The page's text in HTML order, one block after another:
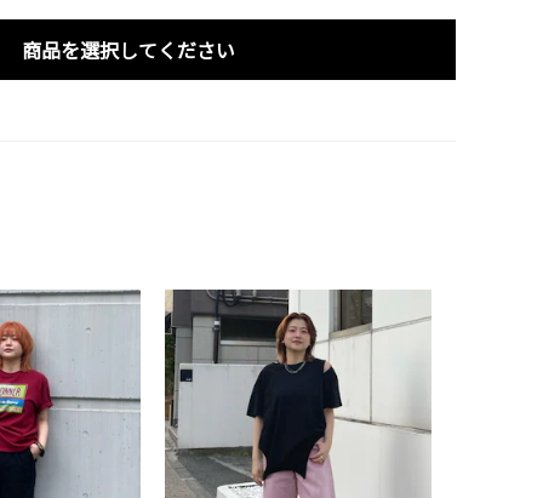
商品を選択してください